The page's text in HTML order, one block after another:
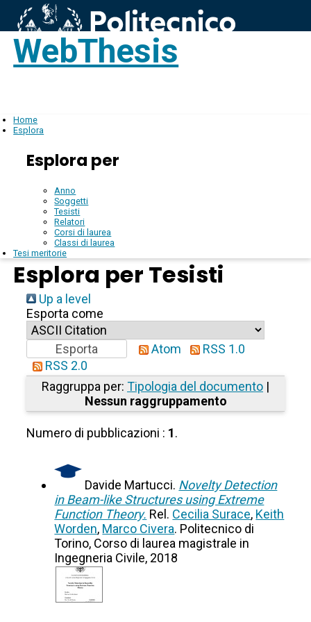
WebThesis
Home
Esplora
Esplora per
Anno
Soggetti
Tesisti
Relatori
Corsi di laurea
Classi di laurea
Tesi meritorie
Esplora per Tesisti
Up a level
Esporta come
Atom
RSS 1.0
RSS 2.0
Raggruppa per: Tipologia del documento |
Nessun raggruppamento
Numero di pubblicazioni : 1.
Davide Martucci. Novelty Detection
in Beam-like Structures using Extreme
Function Theory. Rel. Cecilia Surace, Keith
Worden, Marco Civera. Politecnico di
Torino, Corso di laurea magistrale in
Ingegneria Civile, 2018